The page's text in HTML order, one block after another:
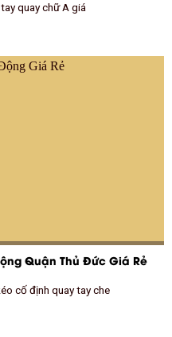
quay chữ A giá
Quận Thủ Đức Giá Rẻ
cố định quay tay che